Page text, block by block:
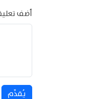
أضف
يُقدِّم